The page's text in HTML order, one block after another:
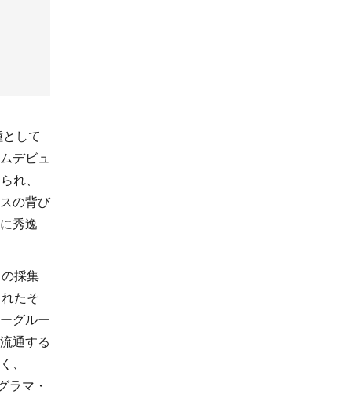
して
デビュ
れ、
の背び
秀逸
採集
たそ
グルー
通する
、
ラマ・